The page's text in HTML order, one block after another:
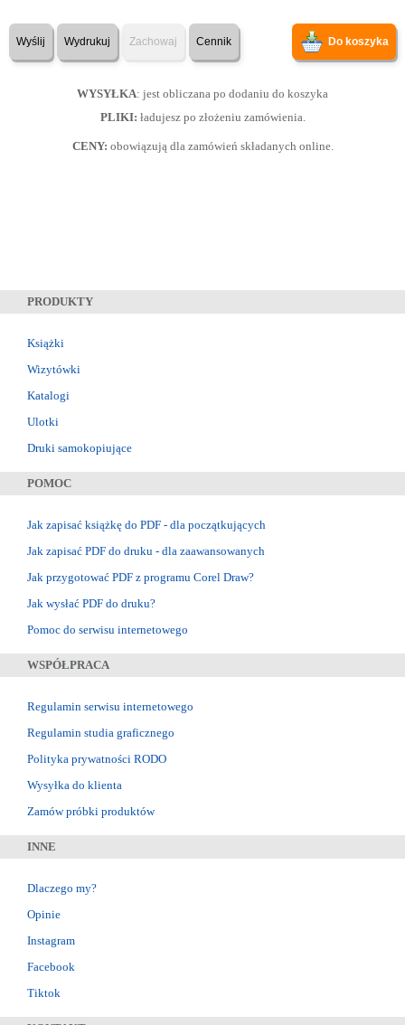
Wyślij Wydrukuj Zachowaj Cennik Do koszyka
WYSYŁKA: jest obliczana po dodaniu do koszyka
PLIKI: ładujesz po złożeniu zamówienia.
CENY: obowiązują dla zamówień składanych online.
PRODUKTY
Książki
Wizytówki
Katalogi
Ulotki
Druki samokopiujące
POMOC
Jak zapisać książkę do PDF - dla początkujących
Jak zapisać PDF do druku - dla zaawansowanych
Jak przygotować PDF z programu Corel Draw?
Jak wysłać PDF do druku?
Pomoc do serwisu internetowego
WSPÓŁPRACA
Regulamin serwisu internetowego
Regulamin studia graficznego
Polityka prywatności RODO
Wysyłka do klienta
Zamów próbki produktów
INNE
Dlaczego my?
Opinie
Instagram
Facebook
Tiktok